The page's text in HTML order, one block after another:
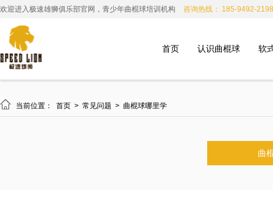
欢迎进入极速雄狮俱乐部官网，青少年曲棍球培训机构 咨询热线： 185-9492-2198
首页 认识曲棍球 软
 当前位置： 首页 > 常见问题 > 曲棍球哪里学
曲